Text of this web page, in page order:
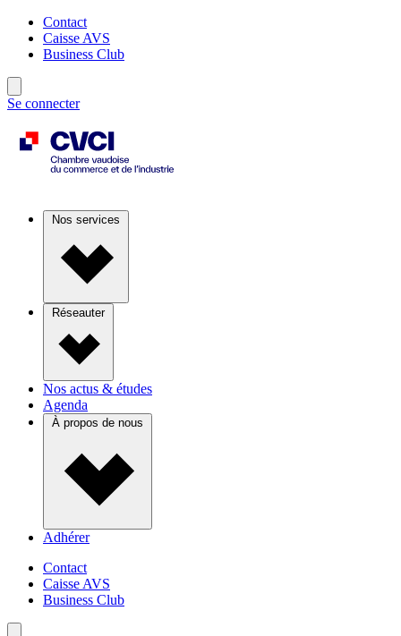
Contact
Caisse AVS
Business Club
Se connecter
Nos services
Réseauter
Nos actus & études
Agenda
À propos de nous
Adhérer
Contact
Caisse AVS
Business Club